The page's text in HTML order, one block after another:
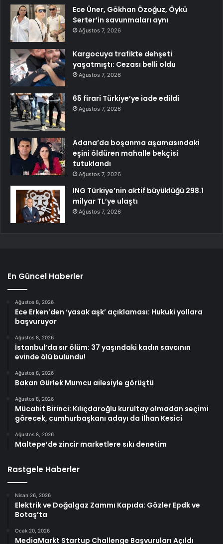
Ece Üner, Gökhan Özoğuz, Öykü
Serter’in savunmaları aynı
Ağustos 7, 2026
Kargocuya trafikte dehşeti
yaşatmıştı: Cezası belli oldu
Ağustos 7, 2026
65 firari Türkiye’ye iade edildi
Ağustos 7, 2026
Adana’da boşanma aşamasındaki
eşini öldüren mahalle bekçisi
tutuklandı
Ağustos 7, 2026
ING Türkiye’nin aktif büyüklüğü 298.1
milyar TL’ye ulaştı
Ağustos 7, 2026
En Güncel Haberler
Ağustos 8, 2026
Ece Erken’den ‘yasak aşk’ açıklaması: Hukuki yollara
başvuruyor
Ağustos 8, 2026
İstanbul’da sır ölüm: 37 yaşındaki kadın savcının
evinde ölü bulundu!
Ağustos 8, 2026
Bakan Gürlek Mumcu ailesiyle görüştü
Ağustos 8, 2026
Mücahit Birinci: Kılıçdaroğlu kurultay olmadan seçimi
görecek, cumhurbaşkanı adayı da İlhan Kesici
Ağustos 8, 2026
Maltepe’de zincir marketlere sıkı denetim
Rastgele Haberler
Nisan 26, 2026
Elektrik ve Doğalgaz Zammı Kapıda: Gözler Epdk ve
Botaş’ta
Ocak 20, 2026
MediaMarkt Startup Challenge Başvuruları Açıldı